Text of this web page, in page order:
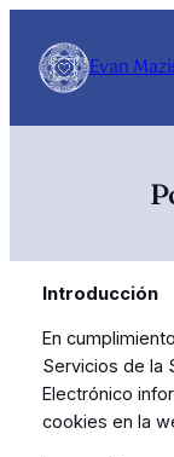
contenidoEvan
Introducción
En
Servicios de la
Electrónico
cookies en la